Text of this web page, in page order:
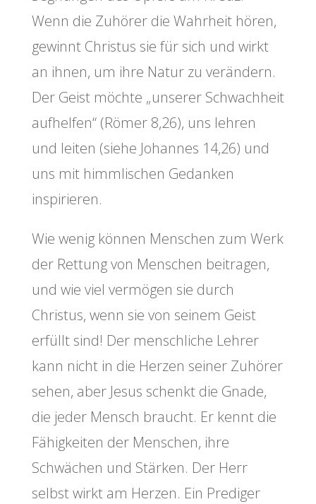
Wenn die Zuhörer die Wahrheit hören,
gewinnt Christus sie für sich und wirkt
an ihnen, um ihre Natur zu verändern.
Der Geist möchte „unserer Schwachheit
aufhelfen“ (Römer 8,26), uns lehren
und leiten (siehe Johannes 14,26) und
uns mit himmlischen Gedanken
inspirieren.
Wie wenig können Menschen zum Werk
der Rettung von Menschen beitragen,
und wie viel vermögen sie durch
Christus, wenn sie von seinem Geist
erfüllt sind! Der menschliche Lehrer
kann nicht in die Herzen seiner Zuhörer
sehen, aber Jesus schenkt die Gnade,
die jeder Mensch braucht. Er kennt die
Fähigkeiten der Menschen, ihre
Schwächen und Stärken. Der Herr
selbst wirkt am Herzen. Ein Prediger